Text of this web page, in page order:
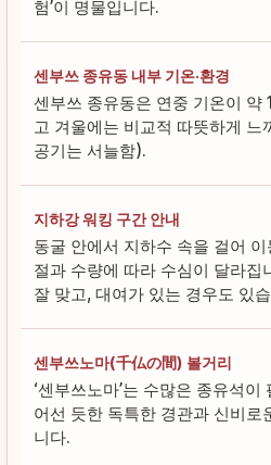
험’이 명물입니다.
센부쓰 종유동 내부 기온·환경
센부쓰 종유동은 연중 기온이
고 겨울에는 비교적 따뜻하게 느
공기는 서늘함).
지하강 워킹 구간 안내
동굴 안에서 지하수 속을 걸어
절과 수량에 따라 수심이 달라집
잘 맞고, 대여가 있는 경우도 있
센부쓰노마(千仏の間) 볼거리
‘센부쓰노마’는 수많은 종유석
어선 듯한 독특한 경관과 신비로
니다.